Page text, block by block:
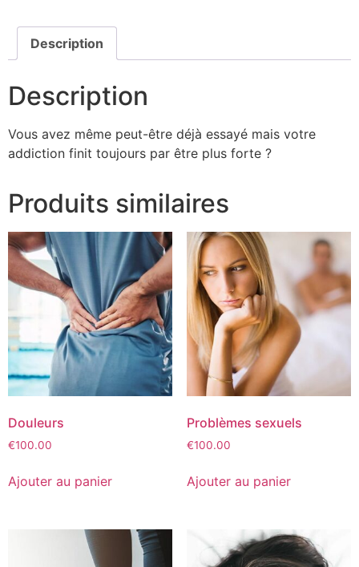
Description
Description
Vous avez même peut-être déjà essayé mais votre
addiction finit toujours par être plus forte ?
Produits similaires
Douleurs
€100.00
Ajouter au panier
Problèmes sexuels
€100.00
Ajouter au panier